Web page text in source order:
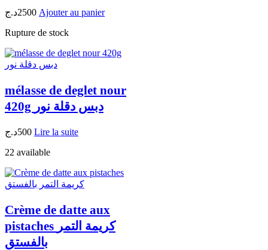
2500د.ج
Ajouter au panier
Rupture de stock
mélasse de deglet nour
420g دبس دقلة نور
500د.ج
Lire la suite
22 available
Crème de datte aux
pistaches كريمة التمر
بالفستق